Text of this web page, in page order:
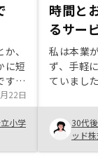
、
に短
す。
的な
己責
せ
担
める
22日
小学
時間と
るサー
私は本業
ず、手軽
ていまし
産の質が
として運
もあり、
たい私に
物件選択
30代
ッド